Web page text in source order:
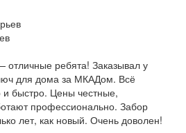
отличные ребята! Заказывал у
для дома за МКАДом. Всё
и быстро. Цены честные,
профессионально. Забор
лет, как новый. Очень доволен!